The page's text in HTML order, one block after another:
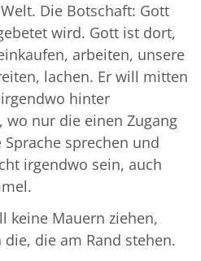
Die Botschaft: Gott
wird. Gott ist dort,
arbeiten, unsere
lachen. Er will mitten
hinter
wo nur die einen Zugang
sprechen und
irgendwo sein, auch
keine Mauern ziehen,
die am Rand stehen.